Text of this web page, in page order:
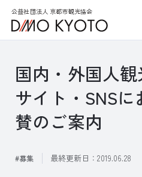
公益社団法人 京都市観光協会
国内・外国人
サイト・SNS
賛のご案内
募集 最終更新日：2019.06.28